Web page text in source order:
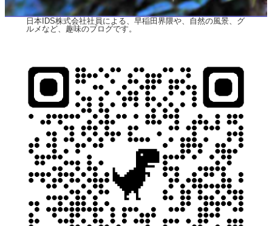
日本IDS株式会社社員による、早稲田界隈や、自然の風景、グ
ルメなど、趣味のブログです。